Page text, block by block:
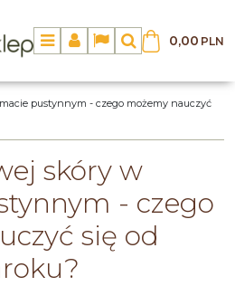
MenuPanelLangSzukaj
0,00 PLN
pustynnym - czego możemy nauczyć
skóry w
- czego
się od